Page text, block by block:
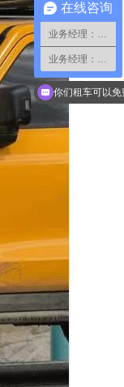
在线咨询
业务经理：小蔡
业务经理：小郑
你们租车可以
现在有优惠活动